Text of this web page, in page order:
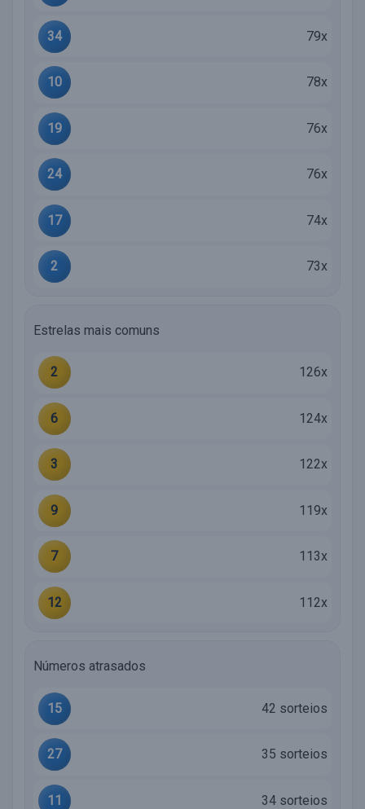
34 79x
10 78x
19 76x
24 76x
17 74x
2 73x
Estrelas mais comuns
2 126x
6 124x
3 122x
9 119x
7 113x
12 112x
Números atrasados
15 42 sorteios
27 35 sorteios
11 34 sorteios